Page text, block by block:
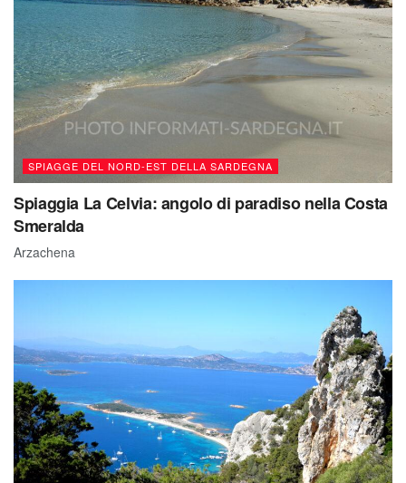
SPIAGGE DEL NORD-EST DELLA SARDEGNA
Spiaggia La Celvia: angolo di paradiso nella Costa
Smeralda
Arzachena